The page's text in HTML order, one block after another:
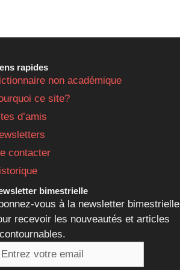
rapides
non académique
ce site?
d’amis
contacter
bimestrielle
vous à la newsletter bimestrielle
recevoir les nouveautés et articles